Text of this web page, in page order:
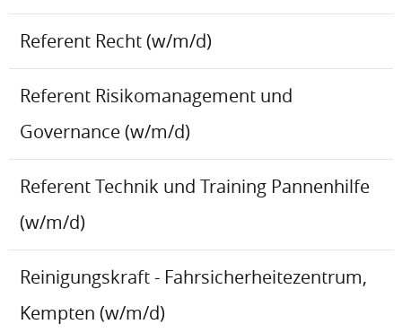
Referent Recht (w/m/d)
Referent Risikomanagement und
Governance (w/m/d)
Referent Technik und Training Pannenhilfe
(w/m/d)
Reinigungskraft - Fahrsicherheitezentrum,
Kempten (w/m/d)